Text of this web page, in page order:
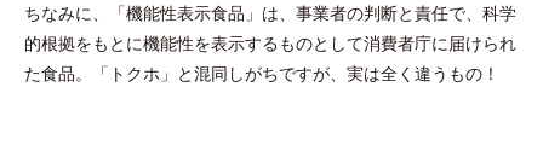
ちなみに、「機能性表示食品」は、事業者の判断と責任で、科学
的根拠をもとに機能性を表示するものとして消費者庁に届けられ
た食品。「トクホ」と混同しがちですが、実は全く違うもの！